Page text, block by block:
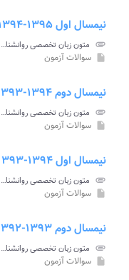
نیمسال اول ۱۳۹۵-۱۳۹۴
attachment متون زبان تخصصی روانشناسی و علوم تربیتی پیام نور
insert_drive_file سوالات آزمون
نیمسال دوم ۱۳۹۴-۱۳۹۳
attachment متون زبان تخصصی روانشناسی و علوم تربیتی پیام نور
insert_drive_file سوالات آزمون
نیمسال اول ۱۳۹۴-۱۳۹۳
attachment متون زبان تخصصی روانشناسی و علوم تربیتی پیام نور
insert_drive_file سوالات آزمون
نیمسال دوم ۱۳۹۳-۱۳۹۲
attachment متون زبان تخصصی روانشناسی و علوم تربیتی پیام نور
insert_drive_file سوالات آزمون